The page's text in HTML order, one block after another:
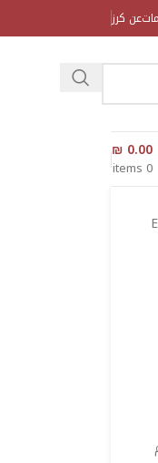
عن كرز
0
items
₪ 0.00